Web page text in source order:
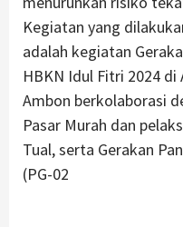
Kegiatan yang
adalah kegiatan
HBKN Idul Fitri 2024
Ambon berkolaborasi
Pasar Murah dan
Tual, serta Gerakan
(PG-02